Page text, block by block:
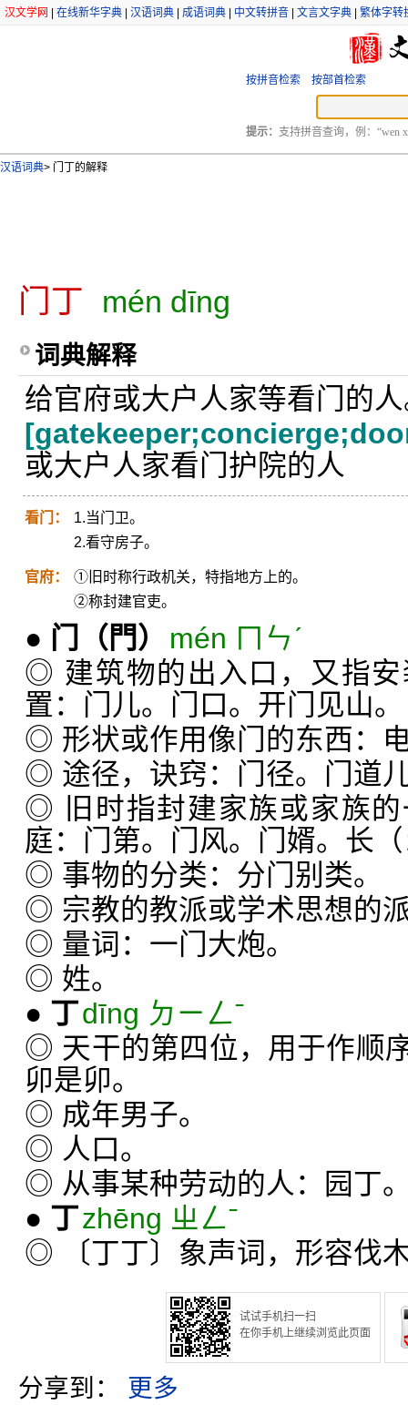
汉文学网 在线新华字典 汉语词典 成语词典 中文转拼音 文言文字典 繁体字转
按拼音检索 按部首检索
提示： 支持拼音查询，例：“wen
汉语词典> 门丁的解释
门丁 mén dīng
词典解释
给官府或大户人家等看门的
或大户人家看门护院的人
看门：
1.当门卫。
2.看守房子。
官府：
①旧时称行政机关，特指地方上的。
②称封建官吏。
● 门 （門）
mén ㄇㄣˊ
◎ 建筑物的出入口，又指
置：门儿。门口。开门见山。
◎ 形状或作用像门的东西：
◎ 途径，诀窍：门径。门道
◎ 旧时指封建家族或家族
庭：门第。门风。门婿。长（
◎ 事物的分类：分门别类。
◎ 宗教的教派或学术思想的
◎ 量词：一门大炮。
◎ 姓。
● 丁dīng ㄉㄧㄥˉ
◎ 天干的第四位，用于作顺
卯是卯。
◎ 成年男子。
◎ 人口。
◎ 从事某种劳动的人：园丁
● 丁zhēng ㄓㄥˉ
◎ 〔丁丁〕象声词，形容伐
试试手机扫一扫
在你手机上继续浏览此页面
分享到： 更多